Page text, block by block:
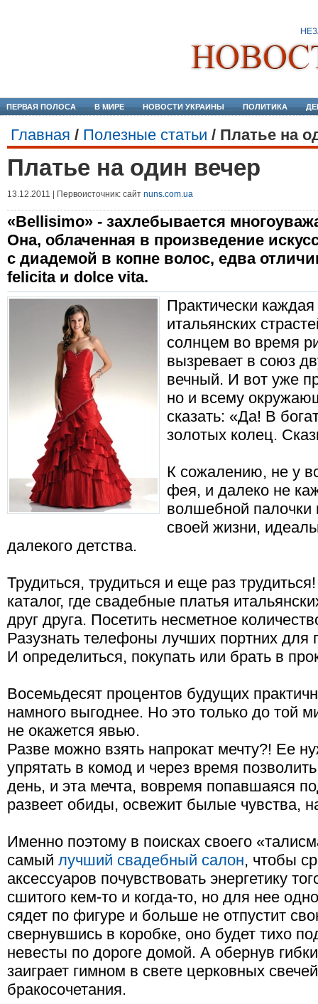
ПЕРВАЯ ПОЛОСА В МИРЕ НОВОСТИ УКРАИНЫ ПОЛИТИКА
Главная / Полезные статьи / Платье на
Платье на один вечер
13.12.2011 | Первоисточник: сайт nuns.com.ua
«Bellisimo» - захлебывается
Она, облаченная в произведение
с диадемой в копне волос, едва
felicita и dolce vita.
Практически
итальянских
солнцем во время
вызревает в союз
вечный. И вот уже
но и всему
сказать: «Да! В
золотых колец.
К сожалению, не у
фея, и далеко не
волшебной палочки
своей жизни,
далекого детства.
Трудиться, трудиться и еще раз
каталог, где свадебные платья
друг друга. Посетить несметное
Разузнать телефоны лучших портних для
И определиться, покупать или брать в
Восемьдесят процентов будущих
намного выгоднее. Но это только до той
не окажется явью.
Разве можно взять напрокат мечту?! Ее
упрятать в комод и через время
день, и эта мечта, вовремя попавшаяся
развеет обиды, освежит былые чувства,
Именно поэтому в поисках своего
самый лучший свадебный салон, чтобы
аксессуаров почувствовать энергетику
сшитого кем-то и когда-то, но для нее
сядет по фигуре и больше не отпустит
свернувшись в коробке, оно будет тихо
невесты по дороге домой. А обернув
заиграет гимном в свете церковных
бракосочетания.